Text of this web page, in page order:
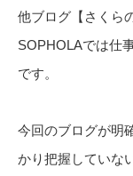
他ブログ【さくら
SOPHOLAでは仕
です。
今回のブログが明
かり把握していな